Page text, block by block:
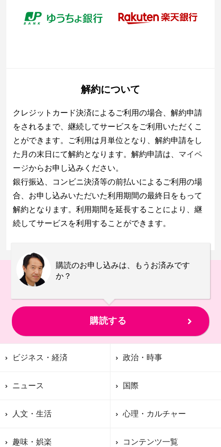
解約について
クレジットカード決済によるご利用の場合、解約申請
をされるまで、継続してサービスをご利用いただくこ
とができます。ご利用は月単位となり、解約申請をし
た月の末日にて解約となります。解約申請は、 マイペ
ージからお申し込みください。
銀行振込、コンビニ決済等の前払いによるご利用の場
合、お申し込みいただいた利用期間の最終日をもって
解約となります。利用期間を延長することにより、継
続してサービスを利用することができます。
購読のお申し込みは、もうお済みです
か？
購読する
ビジネス・経済 政治・時事
ニュース 国際
人文・生活 心理・カルチャー
趣味・娯楽 コンテンツ一覧